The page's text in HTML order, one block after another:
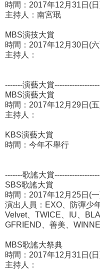
時間：2017年12月31日(
主持人：南宮珉
MBS演技大賞
時間：2017年12月30日(
主持人：
-------演藝大賞
MBS演藝大賞
時間：2017年12月29日(
主持人：
KBS演藝大賞
時間：今年不舉行
-------歌謠大賞
SBS歌謠大賞
時間：2017年12月25日(
演出人員：EXO、防彈少
Velvet、TWICE、IU、
GFRIEND、善美、
MBS歌謠大祭典
時間：2017年12月31日(
主持人：